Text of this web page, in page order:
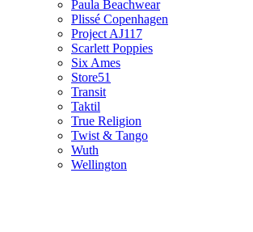
Paula Beachwear
Plissé Copenhagen
Project AJ117
Scarlett Poppies
Six Ames
Store51
Transit
Taktil
True Religion
Twist & Tango
Wuth
Wellington